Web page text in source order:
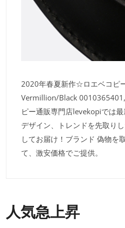
2020年春夏新作☆ロエベコピ
Vermillion/Black
ピー通販専門店levekopiでは
デザイン、トレンドを先取り
してお届け！ブランド 偽物を
て、激安価格でご提供。
人気急上昇